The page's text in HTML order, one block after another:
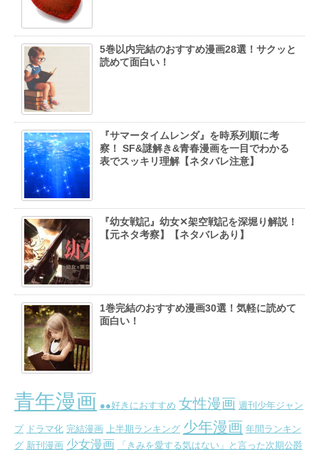
5巻以内完結のおすすめ漫画28選！サクッと
読めて面白い！
『サマータイムレンダ』を時系列順に考
察！ SF&謎解き&青春漫画を一目でわかる
表でスッキリ理解【ネタバレ注意】
『幼女戦記』幼女✕架空戦記を深堀り解説！
【元ネタ考察】【ネタバレあり】
1巻完結のおすすめ漫画30選！気軽に読めて
面白い！
青年漫画 ●●好きにおすすめ 女性漫画 週刊少年ジャン
プ ドラマ化 完結漫画 上半期ランキング 少年漫画 年間ランキン
グ 新刊漫画 少女漫画
「きみを愛する気はない」と言った次期公爵